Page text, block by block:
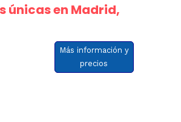
únicas en Madrid,
Más información y
precios